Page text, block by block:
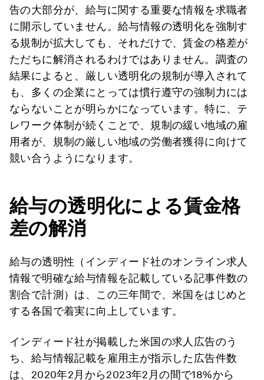
告の大部分が、給与に関する重要な情報を求職者
に開示していません。給与情報の透明化を強制す
る規制が拡大しても、それだけで、賃金の格差が
ただちに解消されるわけではありません。調査の
結果によると、厳しい透明化の規制が導入されて
も、多くの企業にとっては慣行遵守の強制力には
ならないことが明らかになっています。特に、テ
レワーク体制が続くことで、規制の緩い地域の雇
用者が、規制の厳しい地域の労働者獲得に向けて
競い合うようになります。
給与の透明化による賃金格
差の解消
給与の透明性（インディード社のオンライン求人
情報で明確な給与情報を記載している記事件数の
割合で計測）は、この三年間で、米国をはじめと
する各国で着実に向上しています。
インディード社が掲載した米国の求人広告のう
ち、給与情報記載を雇用主が指示した広告件数
は、2020年2月から2023年2月の間で18%から